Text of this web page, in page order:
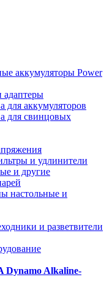
аккумуляторы Power
адаптеры
для аккумуляторов
для свинцовых
и удлинители
и другие
настольные и
и разветвители
Dynamo Alkaline-